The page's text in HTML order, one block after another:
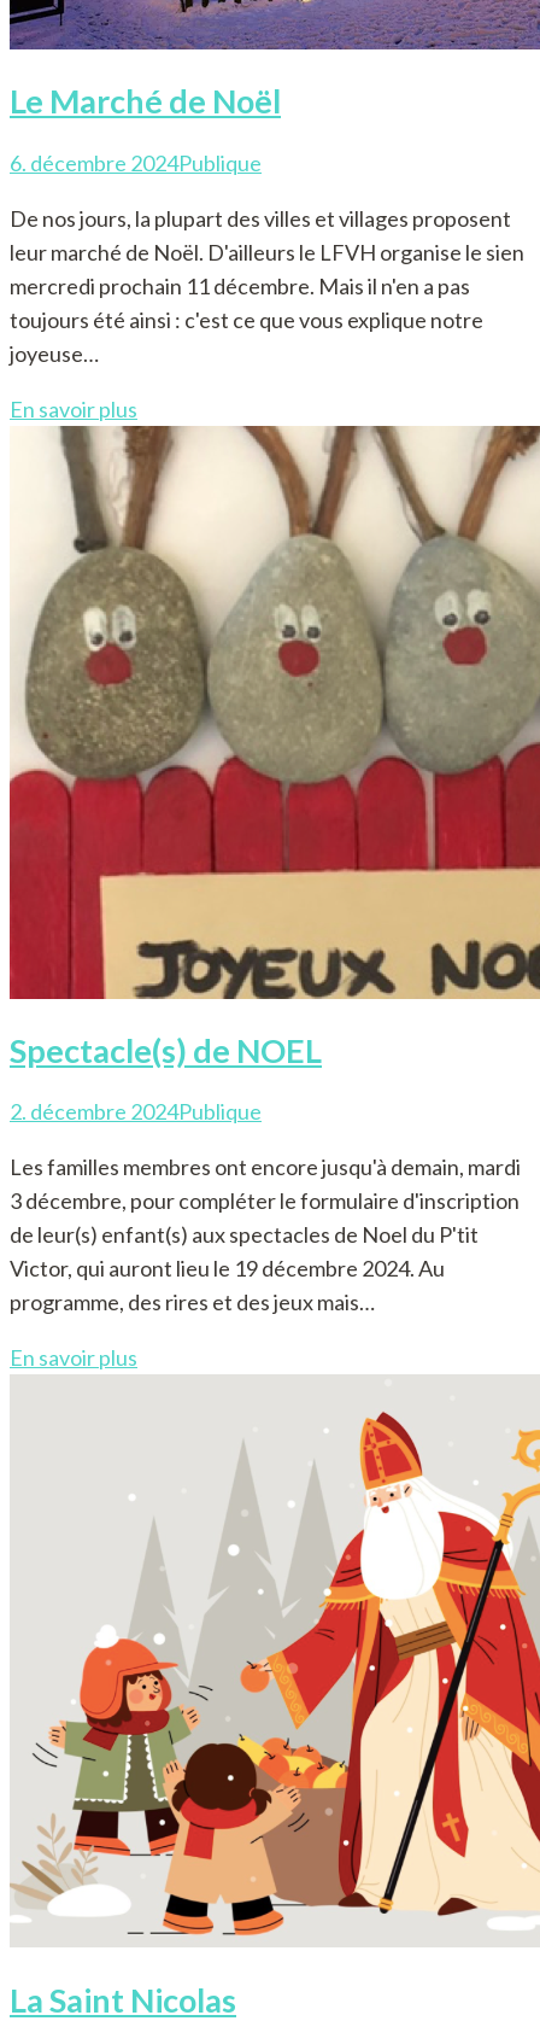
Le Marché de Noël
6. décembre 2024Publique
De nos jours, la plupart des villes et villages proposent
leur marché de Noël. D'ailleurs le LFVH organise le sien
mercredi prochain 11 décembre. Mais il n'en a pas
toujours été ainsi : c'est ce que vous explique notre
joyeuse…
En savoir plus
Spectacle(s) de NOEL
2. décembre 2024Publique
Les familles membres ont encore jusqu'à demain, mardi
3 décembre, pour compléter le formulaire d'inscription
de leur(s) enfant(s) aux spectacles de Noel du P'tit
Victor, qui auront lieu le 19 décembre 2024. Au
programme, des rires et des jeux mais…
En savoir plus
La Saint Nicolas